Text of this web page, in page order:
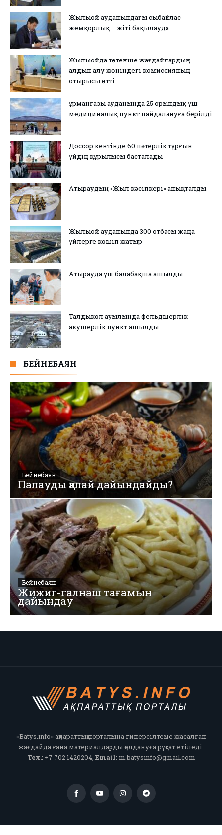
Жылыой ауданындағы сыбайлас
жемқорлық – жіті бақылауда
Жылыойда төтенше жағдайлардың
алдын алу жөніндегі комиссияның
отырысы өтті
Құрманғазы ауданында 25 орындық үш
медициналық пункт пайдалануға берілді
Доссор кентінде 60 пәтерлік тұрғын
үйдің құрылысы басталады
Атыраудың «Жыл кәсіпкері» анықталды
Жылыой ауданында 300 отбасы жаңа
үйлерге көшіп жатыр
Атырауда үш балабақша ашылды
Талдыкөл ауылында фельдшерлік-
акушерлік пункт ашылды
БЕЙНЕБАЯН
Бейнебаян
Палауды қалай дайындайды?
Бейнебаян
Жижиг-галнаш тағамын
дайындау
«Batys.info» ақпараттық порталына гиперсілтеме жасалған
жағдайда ғана материалдарды қолдануға рұқсат етіледі.
Тел.:+7 702 1420204, Email:m.batysinfo@gmail.com